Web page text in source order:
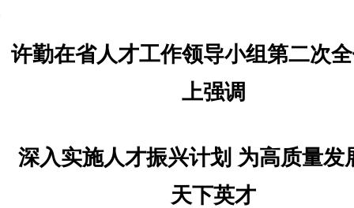
许勤在省人才工作领导小组第二次
上强调
深入实施人才振兴计划 为高质量发
天下英才